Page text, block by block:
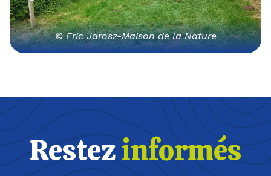
© Eric Jarosz-Maison de la Nature
Restezinformés